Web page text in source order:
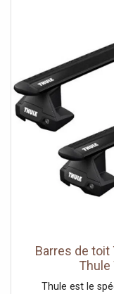
Barres de
Thule
Thule est le